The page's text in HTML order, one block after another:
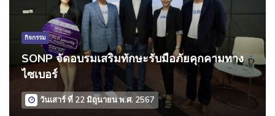
กิจกรรม
SONP จัดอบรมเสริมทักษะรับมือภัยคุกคามทาง
ไซเบอร์
วันเสาร์ ที่ 22 มิถุนายน พ.ศ. 2567